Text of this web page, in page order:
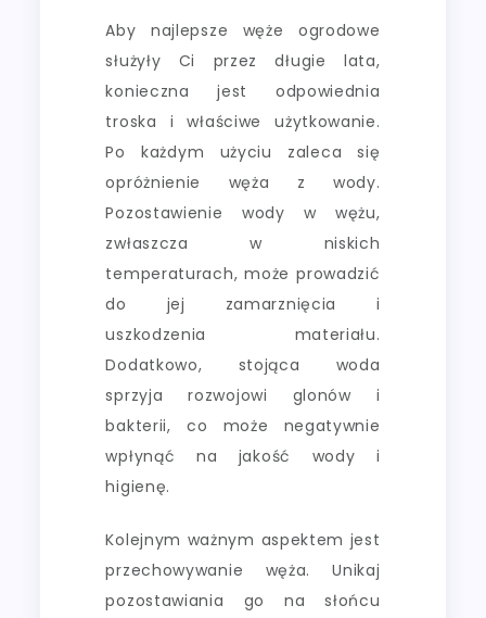
Aby najlepsze węże ogrodowe
służyły Ci przez długie lata,
konieczna jest odpowiednia
troska i właściwe użytkowanie.
Po każdym użyciu zaleca się
opróżnienie węża z wody.
Pozostawienie wody w wężu,
zwłaszcza w niskich
temperaturach, może prowadzić
do jej zamarznięcia i
uszkodzenia materiału.
Dodatkowo, stojąca woda
sprzyja rozwojowi glonów i
bakterii, co może negatywnie
wpłynąć na jakość wody i
higienę.
Kolejnym ważnym aspektem jest
przechowywanie węża. Unikaj
pozostawiania go na słońcu